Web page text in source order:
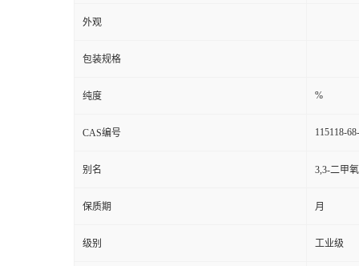
外观
包装规格
纯度 %
CAS编号 115118-
别名 3,3-二甲
保质期 月
级别 工业级